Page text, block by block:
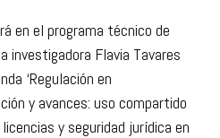
en el programa técnico de
investigadora Flavia Tavares
‘Regulación en
y avances: uso compartido
y seguridad jurídica en